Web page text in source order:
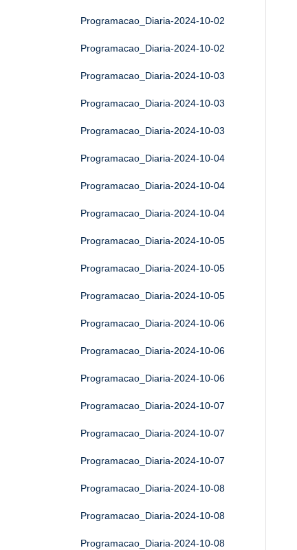
Programacao_Diaria-2024-10-02
Programacao_Diaria-2024-10-02
Programacao_Diaria-2024-10-03
Programacao_Diaria-2024-10-03
Programacao_Diaria-2024-10-03
Programacao_Diaria-2024-10-04
Programacao_Diaria-2024-10-04
Programacao_Diaria-2024-10-04
Programacao_Diaria-2024-10-05
Programacao_Diaria-2024-10-05
Programacao_Diaria-2024-10-05
Programacao_Diaria-2024-10-06
Programacao_Diaria-2024-10-06
Programacao_Diaria-2024-10-06
Programacao_Diaria-2024-10-07
Programacao_Diaria-2024-10-07
Programacao_Diaria-2024-10-07
Programacao_Diaria-2024-10-08
Programacao_Diaria-2024-10-08
Programacao_Diaria-2024-10-08